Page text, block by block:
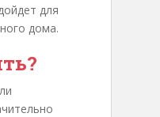
для
дома.